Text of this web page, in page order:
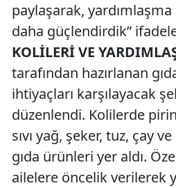
paylaşarak,
daha güçlendirdik”
KOLİLERİ VE
tarafından hazırlanan
ihtiyaçları karşılayacak
düzenlendi. Kolilerde
sıvı yağ, şeker, tuz, çay
gıda ürünleri yer aldı.
ailelere öncelik verilerek